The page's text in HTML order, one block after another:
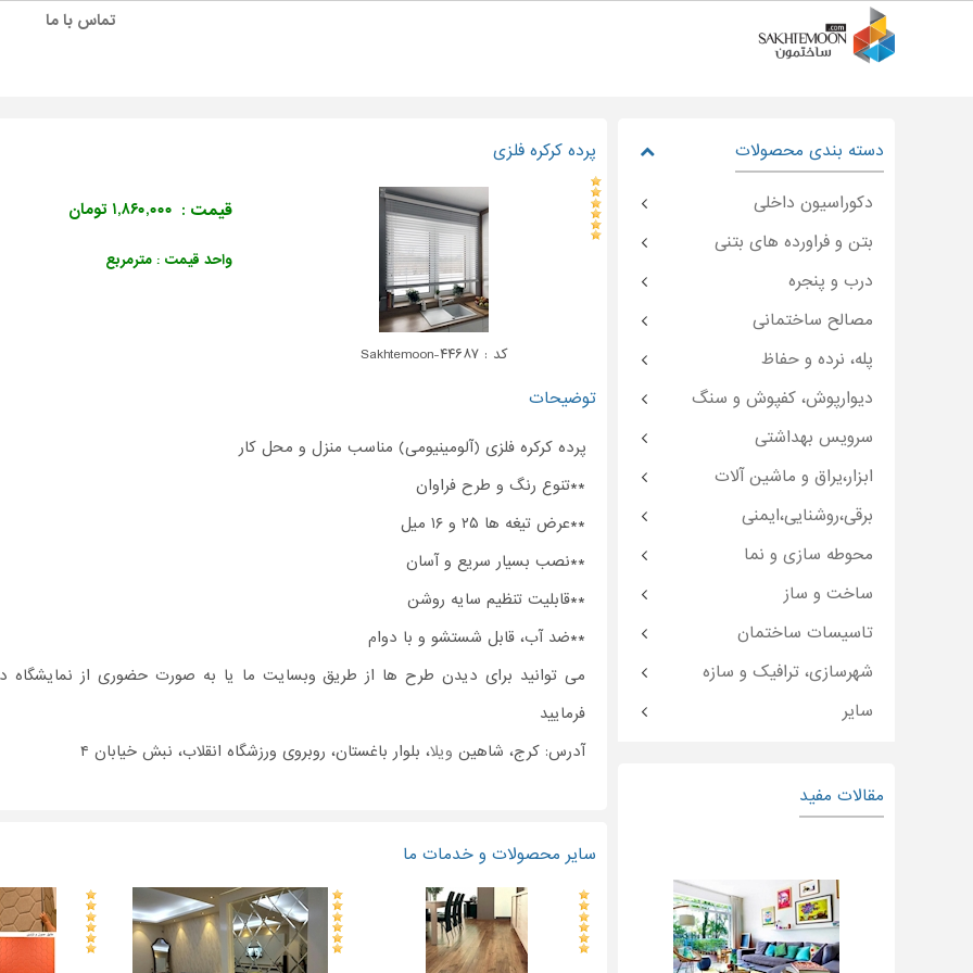
تماس با ما
پرده کرکره فلزی
کد : Sakhtemoon-۴۴۶۸۷
قیمت : ۱,۸۶۰,۰۰۰ تومان
واحد قیمت : مترمربع
توضیحات
پرده کرکره فلزی (آلومینیومی) مناسب منزل و محل کار
**تنوع رنگ و طرح فراوان
**عرض تیغه ها ۲۵ و ۱۶ میل
**نصب بسیار سریع و آسان
**قابلیت تنظیم سایه روشن
**ضد آب، قابل شستشو و با دوام
می توانید برای دیدن طرح ها از طریق وبسایت ما یا به صورت حضوری از نمایشگاه
فرمایید
آدرس: کرج، شاهین ویلا، بلوار باغستان، روبروی ورزشگاه انقلاب، نبش خیابان ۴
سایر محصولات و خدمات ما
دسته بندی محصولات
دکوراسیون داخلی
بتن و فراورده های بتنی
درب و پنجره
مصالح ساختمانی
پله، نرده و حفاظ
دیوارپوش، کفپوش و سنگ
سرویس بهداشتی
ابزار،یراق و ماشین آلات
برقی،روشنایی،ایمنی
محوطه سازی و نما
ساخت و ساز
تاسیسات ساختمان
شهرسازی، ترافیک و سازه
سایر
مقالات مفید